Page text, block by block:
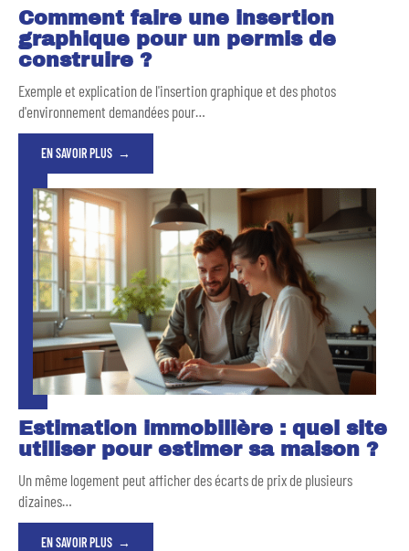
Comment faire une insertion
graphique pour un permis de
construire ?
Exemple et explication de l'insertion graphique et des photos
d'environnement demandées pour…
EN SAVOIR PLUS
Estimation immobilière : quel site
utiliser pour estimer sa maison ?
Un même logement peut afficher des écarts de prix de plusieurs
dizaines…
EN SAVOIR PLUS